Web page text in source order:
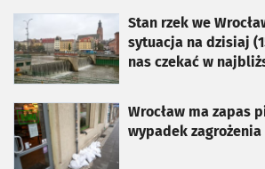
Stan rzek we
sytuacja na dzisiaj
nas czekać w
otworzy się w nowej karcie
Wrocław ma zapas
wypadek
otworzy się w nowej karcie